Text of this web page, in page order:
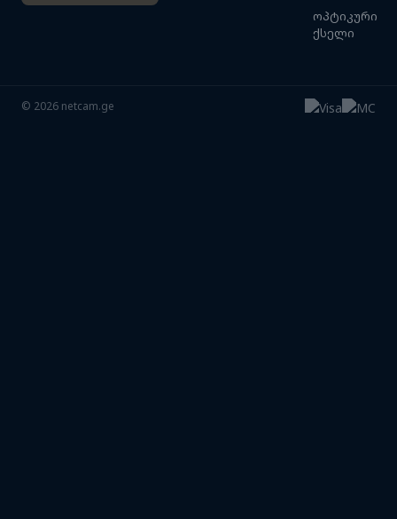
ოპტიკური
ქსელი
© 2026 netcam.ge